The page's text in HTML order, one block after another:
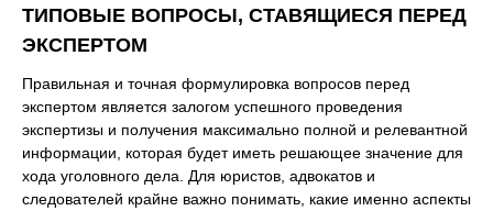
ТИПОВЫЕ ВОПРОСЫ, СТАВЯЩИЕСЯ ПЕРЕД
ЭКСПЕРТОМ
Правильная и точная формулировка вопросов перед
экспертом является залогом успешного проведения
экспертизы и получения максимально полной и релевантной
информации, которая будет иметь решающее значение для
хода уголовного дела. Для юристов, адвокатов и
следователей крайне важно понимать, какие именно аспекты